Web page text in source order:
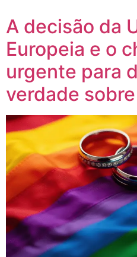
A decisão da
Europeia e o
urgente para
verdade